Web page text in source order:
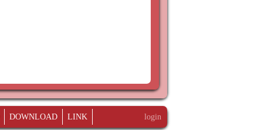
DOWNLOAD LINK login